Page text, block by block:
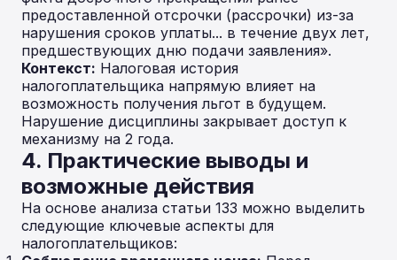
предоставленной отсрочки (рассрочки) из-за
нарушения сроков уплаты... в течение двух лет,
предшествующих дню подачи заявления».
Контекст: Налоговая история
налогоплательщика напрямую влияет на
возможность получения льгот в будущем.
Нарушение дисциплины закрывает доступ к
механизму на 2 года.
4. Практические выводы и
возможные действия
На основе анализа статьи 133 можно выделить
следующие ключевые аспекты для
налогоплательщиков: